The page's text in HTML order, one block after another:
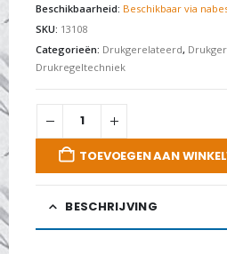
Beschikbaarheid: Beschikbaar via
SKU: 13108
Categorieën: Drukgerelateerd,
Drukregeltechniek
TOEVOEGEN AAN
BESCHRIJVING